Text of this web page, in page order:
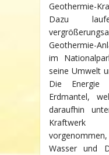
Geothermie-
Dazu
Geothermie-
im
seine Umwelt
Die
Erdmantel,
daraufhin
Kraftwerk
Wasser und